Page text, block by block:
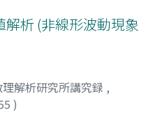
析 (非線形波動現象
解析研究所講究録 ,
)